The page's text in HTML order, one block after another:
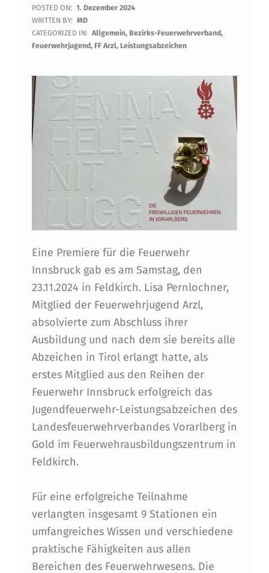
P
R
E
M
I
E
R
L
D
F
Ü
R
I
N
N
S
B
R
U
C
K
S
F
POSTED ON: 1. Dezember 2024
WRITTEN BY: MD
CATEGORIZED IN: Allgemein,Bezirks-Feuerwehrverband,
Feuerwehrjugend, FF Arzl, Leistungsabzeichen
Eine Premiere für die Feuerwehr
Innsbruck gab es am Samstag, den
23.11.2024 in Feldkirch. Lisa Pernlochner,
Mitglied der Feuerwehrjugend Arzl,
absolvierte zum Abschluss ihrer
Ausbildung und nach dem sie bereits alle
Abzeichen in Tirol erlangt hatte, als
erstes Mitglied aus den Reihen der
Feuerwehr Innsbruck erfolgreich das
Jugendfeuerwehr-Leistungsabzeichen des
Landesfeuerwehrverbandes Vorarlberg in
Gold im Feuerwehrausbildungszentrum in
Feldkirch.
Für eine erfolgreiche Teilnahme
verlangten insgesamt 9 Stationen ein
umfangreiches Wissen und verschiedene
praktische Fähigkeiten aus allen
Bereichen des Feuerwehrwesens. Die